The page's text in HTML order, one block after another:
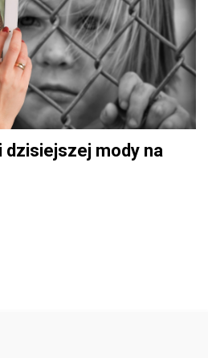
dzisiejszej mody na